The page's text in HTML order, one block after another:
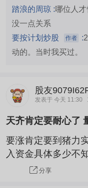
踏浪的周琼 :哪位人
没一点关系
要按计划炒股
作者 :
动的。当时我买过。
股友
发表于 今天 11:30
天齐肯定要耐心了
要涨肯定要到猪力
入资金具体多少不
熬着。 否则上去，
分享